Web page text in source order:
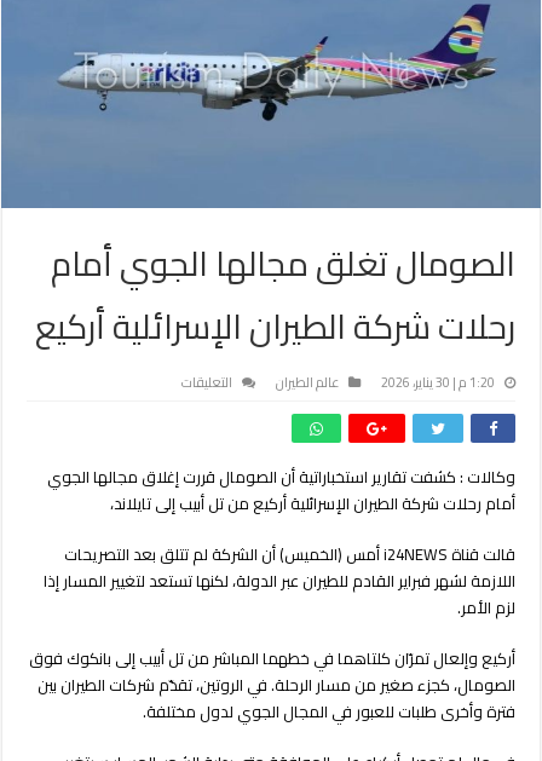
الصومال تغلق مجالها الجوي أمام
رحلات شركة الطيران الإسرائلية أركيع
1:20 م | 30 يناير، 2026 عالم الطيران التعليقات
الجوي
أمام
شركة
الطيران
مغلقة
وكالات : كشفت تقارير استخباراتية أن الصومال قررت إغلاق مجالها الجوي
أمام رحلات شركة الطيران الإسرائلية أركيع من تل أبيب إلى تايلاند،
قالت قناة i24NEWS أمس (الخميس) أن الشركة لم تتلق بعد التصريحات
اللازمة لشهر فبراير القادم للطيران عبر الدولة، لكنها تستعد لتغيير المسار إذا
لزم الأمر.
أركيع وإلعال تمرّان كلتاهما في خطهما المباشر من تل أبيب إلى بانكوك فوق
الصومال، كجزء صغير من مسار الرحلة. في الروتين، تقدّم شركات الطيران بين
فترة وأخرى طلبات للعبور في المجال الجوي لدول مختلفة.